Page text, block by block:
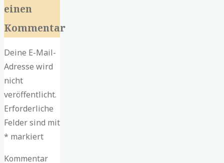
einen
Kommentar
Deine E-Mail-
Adresse wird
nicht
veröffentlicht.
Erforderliche
Felder sind mit
* markiert
Kommentar